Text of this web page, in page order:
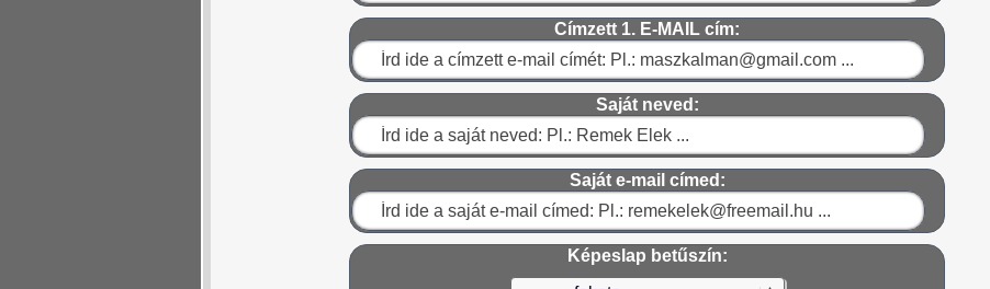
Címzett 1. E-MAIL cím:
Saját neved:
Saját e-mail címed:
Képeslap betűszín: